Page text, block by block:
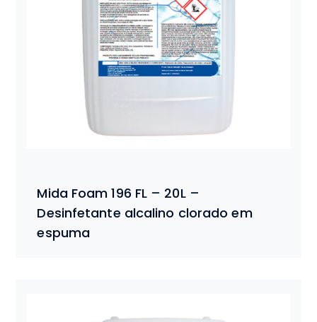
Mida Foam 196 FL – 20L –
Desinfetante alcalino clorado em
espuma